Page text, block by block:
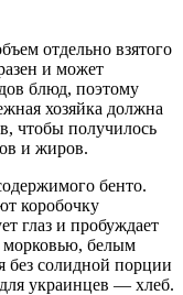
отдельно взятого
и может
блюд, поэтому
хозяйка должна
чтобы получилось
и жиров.
бенто.
коробочку
глаз и пробуждает
морковью, белым
без солидной порции
украинцев — хлеб.